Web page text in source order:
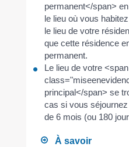
permanent</span>
le lieu où vous
le lieu de votre
que cette résidence
permanent.
Le lieu de votre <span
principal</span> se
cas si vous
de 6 mois (ou 180
À savoir